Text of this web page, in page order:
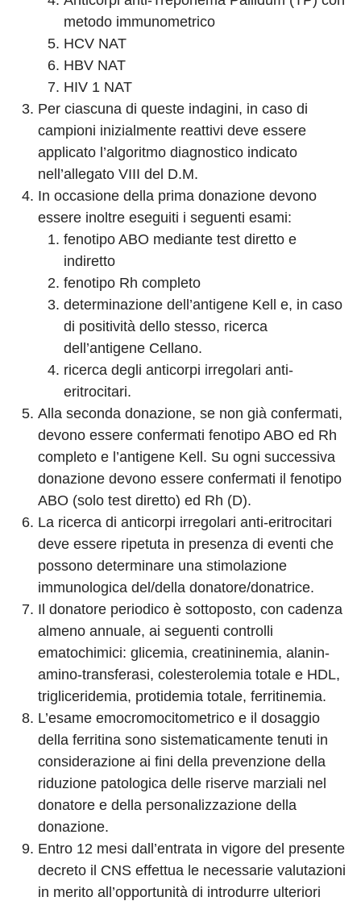
metodo immunometrico
HCV NAT
HBV NAT
HIV 1 NAT
Per ciascuna di queste indagini, in caso di
campioni inizialmente reattivi deve essere
applicato l’algoritmo diagnostico indicato
nell’allegato VIII del D.M.
In occasione della prima donazione devono
essere inoltre eseguiti i seguenti esami:
fenotipo ABO mediante test diretto e
indiretto
fenotipo Rh completo
determinazione dell’antigene Kell e, in caso
di positività dello stesso, ricerca
dell’antigene Cellano.
ricerca degli anticorpi irregolari anti-
eritrocitari.
Alla seconda donazione, se non già confermati,
devono essere confermati fenotipo ABO ed Rh
completo e l’antigene Kell. Su ogni successiva
donazione devono essere confermati il fenotipo
ABO (solo test diretto) ed Rh (D).
La ricerca di anticorpi irregolari anti-eritrocitari
deve essere ripetuta in presenza di eventi che
possono determinare una stimolazione
immunologica del/della donatore/donatrice.
Il donatore periodico è sottoposto, con cadenza
almeno annuale, ai seguenti controlli
ematochimici: glicemia, creatininemia, alanin-
amino-transferasi, colesterolemia totale e HDL,
trigliceridemia, protidemia totale, ferritinemia.
L’esame emocromocitometrico e il dosaggio
della ferritina sono sistematicamente tenuti in
considerazione ai fini della prevenzione della
riduzione patologica delle riserve marziali nel
donatore e della personalizzazione della
donazione.
Entro 12 mesi dall’entrata in vigore del presente
decreto il CNS effettua le necessarie valutazioni
in merito all’opportunità di introdurre ulteriori